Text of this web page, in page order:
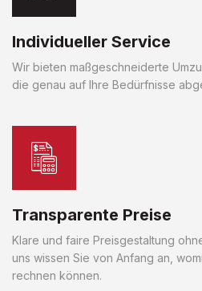
Individueller Service
Wir bieten maßgeschneiderte
die genau auf Ihre Bedürfnisse
Transparente Preise
Klare und faire Preisgestaltung
uns wissen Sie von Anfang an,
rechnen können.